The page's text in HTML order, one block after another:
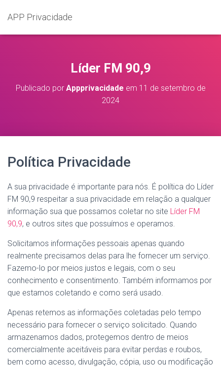
APP Privacidade
Líder FM 90,9
Publicado por Appprivacidade em 11 de setembro de
2024
Política Privacidade
A sua privacidade é importante para nós. É política do Líder
FM 90,9 respeitar a sua privacidade em relação a qualquer
informação sua que possamos coletar no site Líder FM
90,9, e outros sites que possuímos e operamos.
Solicitamos informações pessoais apenas quando
realmente precisamos delas para lhe fornecer um serviço.
Fazemo-lo por meios justos e legais, com o seu
conhecimento e consentimento. Também informamos por
que estamos coletando e como será usado.
Apenas retemos as informações coletadas pelo tempo
necessário para fornecer o serviço solicitado. Quando
armazenamos dados, protegemos dentro de meios
comercialmente aceitáveis ​​para evitar perdas e roubos,
bem como acesso, divulgação, cópia, uso ou modificação